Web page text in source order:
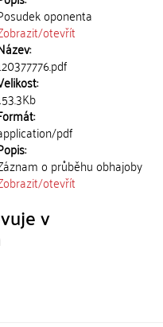
oponenta
otevřít
pdf
o průběhu obhajoby
otevřít
v